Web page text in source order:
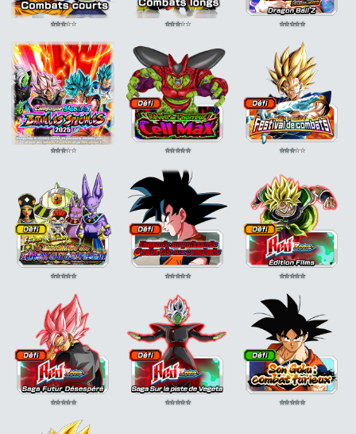
légendaireATT
+15% si ATT SP
légendaireATT
+15% si ATT SP
légendaireATT
+15% si ATT SP
⭐⭐⭐⭐⭐ ⭐⭐⭐⭐⭐ ⭐⭐⭐⭐⭐
⭐⭐⭐⭐⭐ ⭐⭐⭐⭐⭐ ⭐⭐⭐⭐⭐
⭐⭐⭐⭐⭐ ⭐⭐⭐⭐⭐ ⭐⭐⭐⭐⭐
⭐⭐⭐⭐⭐ ⭐⭐⭐⭐⭐ ⭐⭐⭐⭐⭐